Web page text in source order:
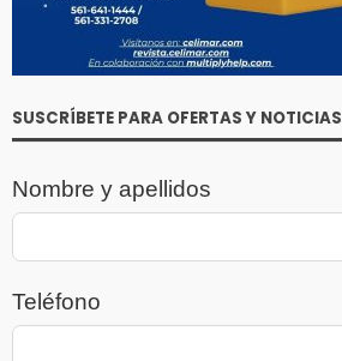
SUSCRÍBETE PARA OFERTAS Y NOTICIAS
Nombre y apellidos
Teléfono